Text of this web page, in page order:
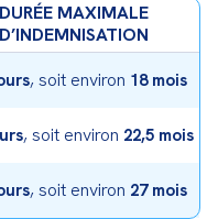
DURÉE MAXIMALE
D’INDEMNISATION
, soit environ 18 mois
, soit environ 22,5 mois
, soit environ 27 mois